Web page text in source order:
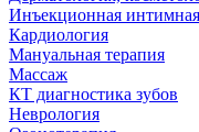
Инъекционная
Кардиология
Мануальная терапия
Массаж
КТ диагностика зубов
Неврология